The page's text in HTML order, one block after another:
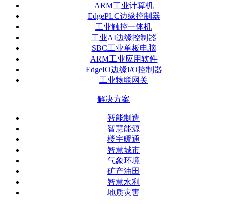
ARM工业计算机
EdgePLC边缘控制器
工业触控一体机
工业AI边缘控制器
SBC工业单板电脑
ARM工业应用软件
EdgeIO边缘I/O控制器
工业物联网关
解决方案
智能制造
智慧能源
楼宇暖通
智慧城市
气象环境
矿产油田
智慧水利
地质灾害